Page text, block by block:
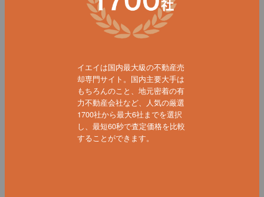
イエイは国内最大級の不動産売
却専門サイト。国内主要大手は
もちろんのこと、地元密着の有
力不動産会社など、人気の厳選
1700社から最大6社までを選択
し、最短60秒で査定価格を比較
することができます。